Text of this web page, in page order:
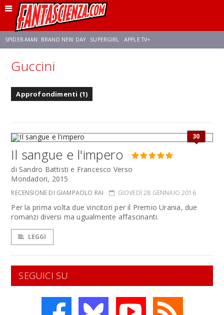
SPIDER-MAN: BRAND NEW DAY SUPERGIRL APPLE TV+
FRANCO RICCIARDIELLO
Guccini
Approfondimenti (1)
30
Il sangue e l'impero
di Sandro Battisti e Francesco Verso
Mondadori, 2015
RECENSIONE DI GIAMPAOLO RAI GIOVEDÌ 28 GENNAIO 2016
Per la prima volta due vincitori per il Premio Urania, due
romanzi diversi ma ugualmente affascinanti.
LEGGI
SEGUICI SU